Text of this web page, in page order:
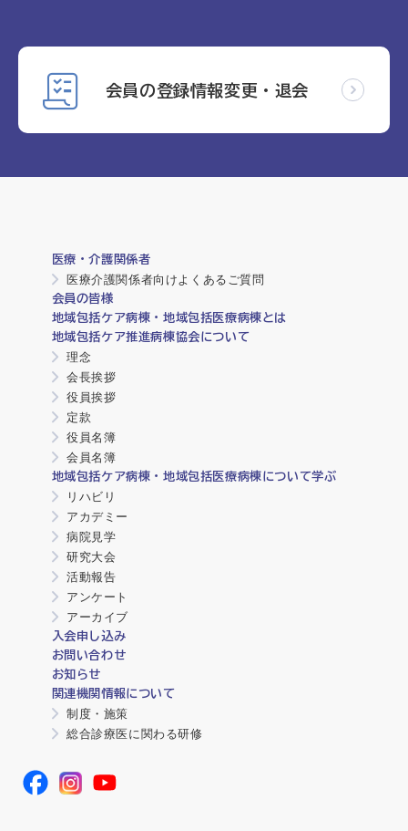
会員の登録情報変更・退会
医療・介護関係者
医療介護関係者向けよくあるご質問
会員の皆様
地域包括ケア病棟・地域包括医療病棟とは
地域包括ケア推進病棟協会について
理念
会長挨拶
役員挨拶
定款
役員名簿
会員名簿
地域包括ケア病棟・地域包括医療病棟について学ぶ
リハビリ
アカデミー
病院見学
研究大会
活動報告
アンケート
アーカイブ
入会申し込み
お問い合わせ
お知らせ
関連機関情報について
制度・施策
総合診療医に関わる研修